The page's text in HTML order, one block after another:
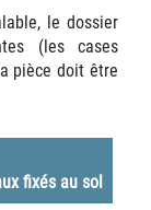
le dossier
(les cases
pièce doit être
fixés au sol